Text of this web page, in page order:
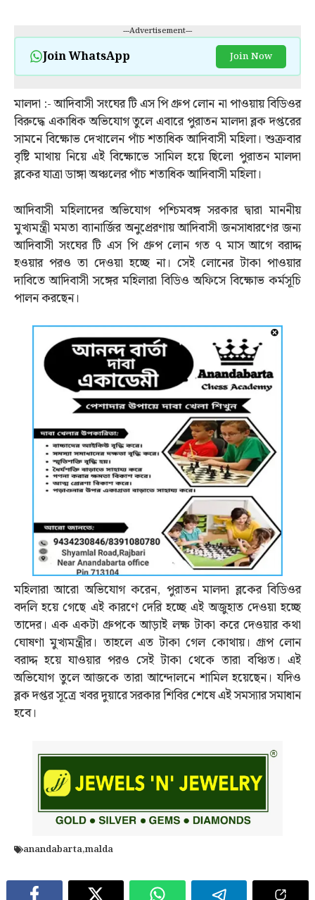
---Advertisement---
Join WhatsApp Join Now
মালদা :- আদিবাসী সংঘের টি এস পি গ্রুপ লোন না পাওয়ায় বিডিওর
বিরুদ্ধে একাধিক অভিযোগ তুলে এবারে পুরাতন মালদা ব্লক দপ্তরের
সামনে বিক্ষোভ দেখালেন পাঁচ শতাধিক আদিবাসী মহিলা। শুক্রবার
বৃষ্টি মাথায় নিয়ে এই বিক্ষোভে সামিল হয়ে ছিলো পুরাতন মালদা
ব্লকের যাত্রা ডাঙ্গা অঞ্চলের পাঁচ শতাধিক আদিবাসী মহিলা।
আদিবাসী মহিলাদের অভিযোগ পশ্চিমবঙ্গ সরকার দ্বারা মাননীয়
মুখ্যমন্ত্রী মমতা ব্যানার্জির অনুপ্রেরণায় আদিবাসী জনসাধারণের জন্য
আদিবাসী সংঘের টি এস পি গ্রুপ লোন গত ৭ মাস আগে বরাদ্দ
হওয়ার পরও তা দেওয়া হচ্ছে না। সেই লোনের টাকা পাওয়ার
দাবিতে আদিবাসী সঙ্গের মহিলারা বিডিও অফিসে বিক্ষোভ কর্মসূচি
পালন করছেন।
মহিলারা আরো অভিযোগ করেন, পুরাতন মালদা ব্লকের বিডিওর
বদলি হয়ে গেছে এই কারণে দেরি হচ্ছে এই অজুহাত দেওয়া হচ্ছে
তাদের। এক একটা গ্রুপকে আড়াই লক্ষ টাকা করে দেওয়ার কথা
ঘোষণা মুখ্যমন্ত্রীর। তাহলে এত টাকা গেল কোথায়। গ্রূপ লোন
বরাদ্দ হয়ে যাওয়ার পরও সেই টাকা থেকে তারা বঞ্চিত। এই
অভিযোগ তুলে আজকে তারা আন্দোলনে শামিল হয়েছেন। যদিও
ব্লক দপ্তর সূত্রে খবর দুয়ারে সরকার শিবির শেষে এই সমস্যার সমাধান
হবে।
anandabarta,malda